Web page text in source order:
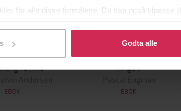
for alle disse formålene. Du kan også tilpasse
når som helst trekke tilbake eller endre ditt
Godta alle
149,-
familie
EBOK
349,-
Krigen
EBOK